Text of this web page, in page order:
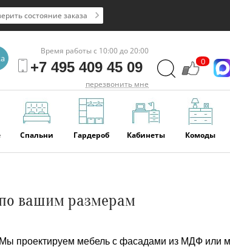
состояние заказа
Время работы с 10:00 до 20:00
+7 495 409 45 09
перезвонить мне
0
Спальни Гардероб Кабинеты Комоды
по вашим размерам
проектируем мебель с фасадами из МДФ или